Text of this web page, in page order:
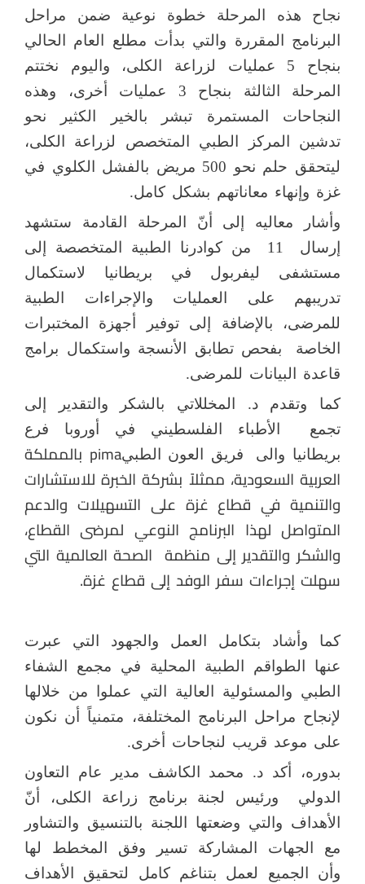
نجاح هذه المرحلة خطوة نوعية ضمن مراحل
البرنامج المقررة والتي بدأت مطلع العام الحالي
بنجاح 5 عمليات لزراعة الكلى، واليوم نختتم
المرحلة الثالثة بنجاح 3 عمليات أخرى، وهذه
النجاحات المستمرة تبشر بالخير الكثير نحو
تدشين المركز الطبي المتخصص لزراعة الكلى،
ليتحقق حلم نحو 500 مريض بالفشل الكلوي في
غزة وإنهاء معاناتهم بشكل كامل.
وأشار معاليه إلى أنّ المرحلة القادمة ستشهد
إرسال
11
من كوادرنا الطبية المتخصصة إلى
مستشفى ليفربول في بريطانيا لاستكمال
تدريبهم على العمليات والإجراءات الطبية
للمرضى، بالإضافة إلى توفير أجهزة المختبرات
الخاصة
بفحص تطابق الأنسجة واستكمال برامج
قاعدة البيانات للمرضى.
كما وتقدم د. المخللاتي بالشكر والتقدير إلى
تجمع
الأطباء الفلسطيني في أوروبا فرع
بريطانيا والى
فريق العون الطبيpima بالمملكة
العربية السعودية، ممثلاً بشركة الخبرة للاستشارات
والتنمية في قطاع غزة على التسهيلات والدعم
المتواصل لهذا البرنامج النوعي لمرضى القطاع،
والشكر والتقدير إلى منظمة الصحة العالمية التي
سهلت إجراءات سفر الوفد إلى قطاع غزة.
كما وأشاد بتكامل العمل والجهود التي عبرت
عنها الطواقم الطبية المحلية في مجمع الشفاء
الطبي والمسئولية العالية التي عملوا من خلالها
لإنجاح مراحل البرنامج المختلفة، متمنياً أن نكون
على موعد قريب لنجاحات أخرى.
بدوره، أكد د. محمد الكاشف مدير عام التعاون
الدولي
ورئيس لجنة برنامج زراعة الكلى، أنّ
الأهداف والتي وضعتها اللجنة بالتنسيق والتشاور
مع الجهات المشاركة تسير وفق المخطط لها
وأن الجميع لعمل بتناغم كامل لتحقيق الأهداف